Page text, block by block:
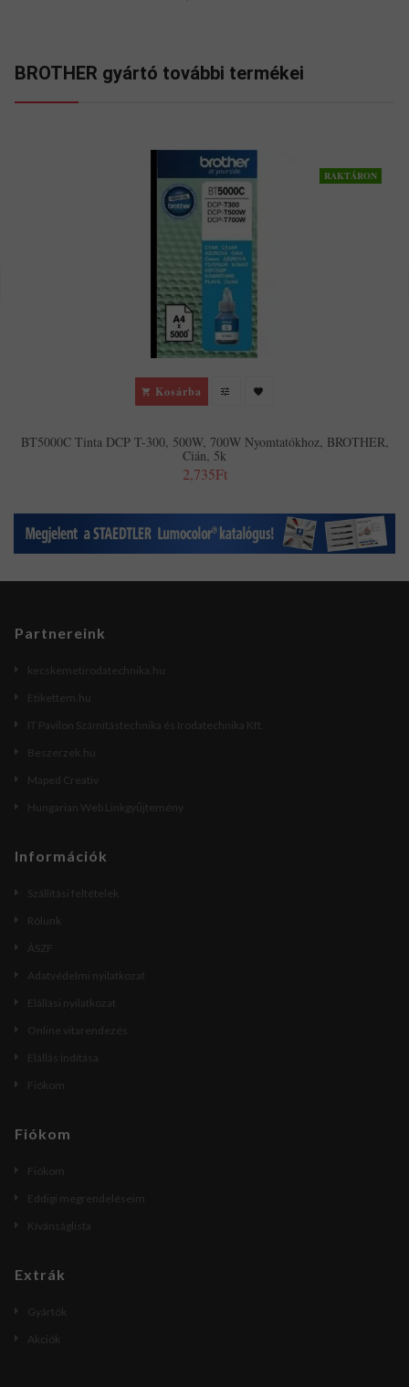
BROTHER gyártó további termékei
RAKTÁRON
Kosárba
BT5000C Tinta DCP T-300, 500W, 700W Nyomtatókhoz, BROTHER,
Cián, 5k
2,735Ft
Partnereink
kecskemetirodatechnika.hu
Etikettem.hu
IT Pavilon Számítástechnika és Irodatechnika Kft.
Beszerzek.hu
Maped Creativ
Hungarian Web Linkgyűjtemény
Információk
Szállítási feltételek
Rólunk
ÁSZF
Adatvédelmi nyilatkozat
Elállási nyilatkozat
Online vitarendezés
Elállás indítása
Fiókom
Fiókom
Fiókom
Eddigi megrendeléseim
Kívánságlista
Extrák
Gyártók
Akciók